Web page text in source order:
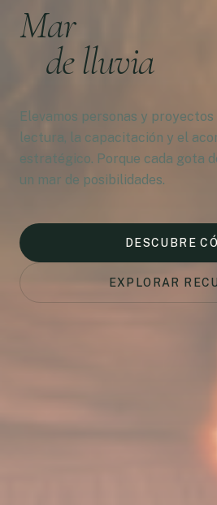
Mar
de lluvia
Elevamos personas y
lectura, la capacitación y el
estratégico. Porque cada gota
un mar de posibilidades.
DESCUBRE
EXPLORAR